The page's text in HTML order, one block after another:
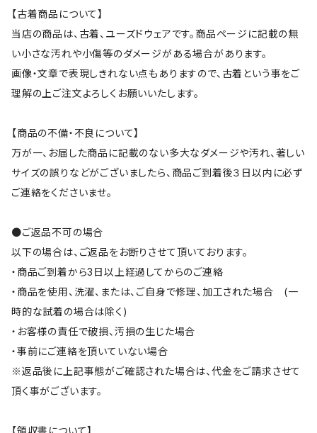
【古着商品について】
当店の商品は、古着、ユーズドウェアです。商品ページに記載の無
い小さな汚れや小傷等のダメージがある場合があります。
画像・文章で表現しきれない点もありますので、古着という事をご
理解の上ご注文よろしくお願いいたします。
【商品の不備・不良について】
万が一、お届した商品に記載のない多大なダメージや汚れ、著しい
サイズの誤りなどがございましたら、商品ご到着後３日以内に必ず
ご連絡をくださいませ。
●ご返品不可の場合
以下の場合は、ご返品をお断りさせて頂いております。
・商品ご到着から3日以上経過してからのご連絡
・商品を使用、洗濯、または、ご自身で修理、加工された場合 (一
時的な試着の場合は除く)
・お客様の責任で破損、汚損の生じた場合
・事前にご連絡を頂いていない場合
※返品後に上記事態がご確認された場合は、代金をご請求させて
頂く事がございます。
【領収書について】